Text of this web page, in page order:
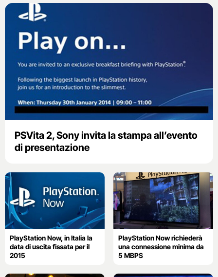
PSVita 2, Sony invita la stampa all’evento
di presentazione
PlayStation Now, in Italia la
data di uscita fissata per il
2015
PlayStation Now richiederà
una connessione minima da
5 MBPS